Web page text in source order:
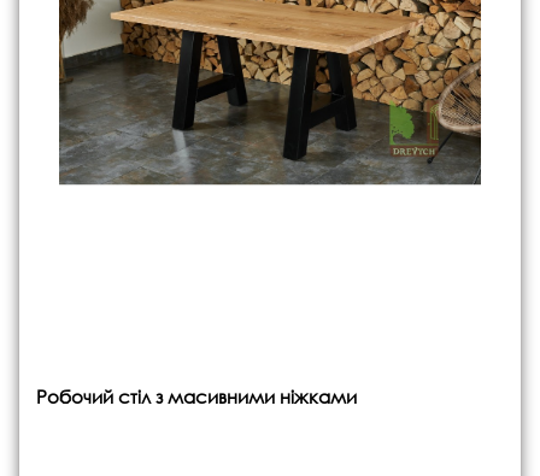
Робочий стіл з масивними ніжками